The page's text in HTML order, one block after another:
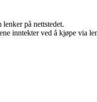
på nettstedet.
inntekter ved å kjøpe via